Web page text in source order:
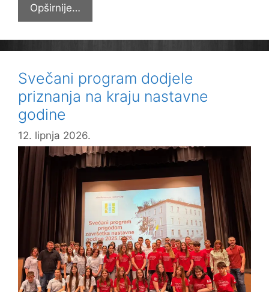
Opširnije…
“Muzejske
petice”
Svečani program dodjele
priznanja na kraju nastavne
godine
12. lipnja 2026.